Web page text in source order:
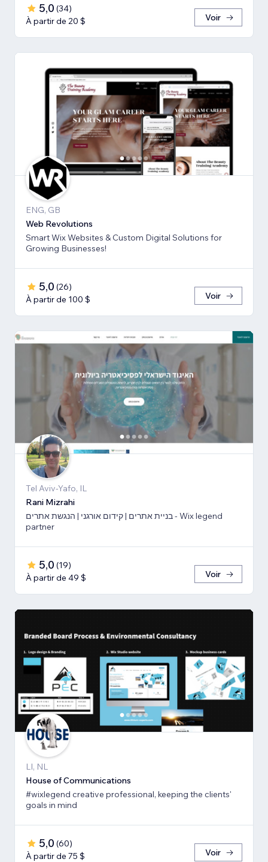
5,0 (34)
À partir de 20 $
Voir
ENG, GB
Web Revolutions
Smart Wix Websites & Custom Digital Solutions for
Growing Businesses!
5,0 (26)
À partir de 100 $
Voir
Tel Aviv-Yafo, IL
Rani Mizrahi
בניית אתרים | קידום אורגני | הנגשת אתרים - Wix legend
partner
5,0 (19)
À partir de 49 $
Voir
LI, NL
House of Communications
#wixlegend creative professional, keeping the clients'
goals in mind
5,0 (60)
À partir de 75 $
Voir